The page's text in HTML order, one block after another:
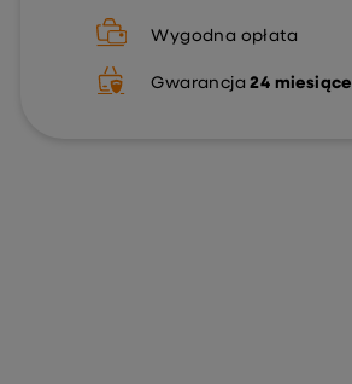
Wygodna opłata
Gwarancja 24 miesiące